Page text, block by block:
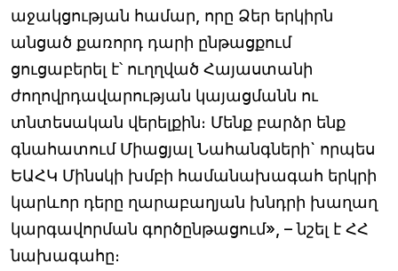
աջակցության համար, որը Ձեր երկիրն
անցած քառորդ դարի ընթացքում
ցուցաբերել է՝ ուղղված Հայաստանի
ժողովրդավարության կայացմանն ու
տնտեսական վերելքին։ Մենք բարձր ենք
գնահատում Միացյալ Նահանգների` որպես
ԵԱՀԿ Մինսկի խմբի համանախագահ երկրի
կարևոր դերը ղարաբաղյան խնդրի խաղաղ
կարգավորման գործընթացում», – նշել է ՀՀ
նախագահը։